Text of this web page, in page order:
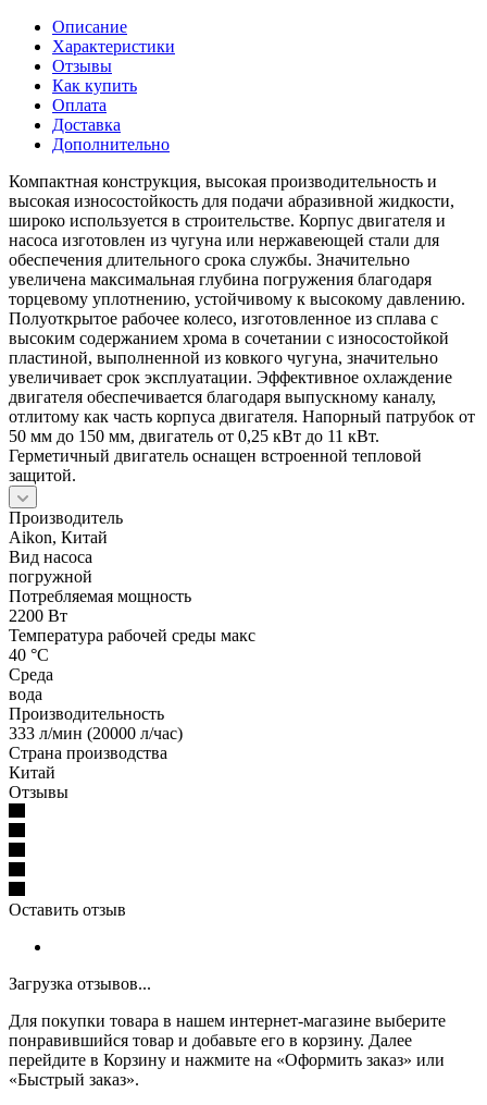
Описание
Характеристики
Отзывы
Как купить
Оплата
Доставка
Дополнительно
Компактная конструкция, высокая производительность и
высокая износостойкость для подачи абразивной жидкости,
широко используется в строительстве. Корпус двигателя и
насоса изготовлен из чугуна или нержавеющей стали для
обеспечения длительного срока службы. Значительно
увеличена максимальная глубина погружения благодаря
торцевому уплотнению, устойчивому к высокому давлению.
Полуоткрытое рабочее колесо, изготовленное из сплава с
высоким содержанием хрома в сочетании с износостойкой
пластиной, выполненной из ковкого чугуна, значительно
увеличивает срок эксплуатации. Эффективное охлаждение
двигателя обеспечивается благодаря выпускному каналу,
отлитому как часть корпуса двигателя. Напорный патрубок от
50 мм до 150 мм, двигатель от 0,25 кВт до 11 кВт.
Герметичный двигатель оснащен встроенной тепловой
защитой.
Производитель
Aikon, Китай
Вид насоса
погружной
Потребляемая мощность
2200 Вт
Температура рабочей среды макс
40 °С
Среда
вода
Производительность
333 л/мин (20000 л/час)
Страна производства
Китай
Отзывы
Оставить отзыв
Загрузка отзывов...
Для покупки товара в нашем интернет-магазине выберите
понравившийся товар и добавьте его в корзину. Далее
перейдите в Корзину и нажмите на «Оформить заказ» или
«Быстрый заказ».